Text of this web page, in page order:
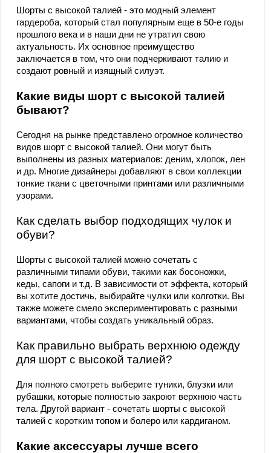
Шорты с высокой талией - это модный элемент
гардероба, который стал популярным еще в 50-е годы
прошлого века и в наши дни не утратил свою
актуальность. Их основное преимущество
заключается в том, что они подчеркивают талию и
создают ровный и изящный силуэт.
Какие виды шорт с высокой талией
бывают?
Сегодня на рынке представлено огромное количество
видов шорт с высокой талией. Они могут быть
выполнены из разных материалов: деним, хлопок, лен
и др. Многие дизайнеры добавляют в свои коллекции
тонкие ткани с цветочными принтами или различными
узорами.
Как сделать выбор подходящих чулок и
обуви?
Шорты с высокой талией можно сочетать с
различными типами обуви, такими как босоножки,
кеды, сапоги и т.д. В зависимости от эффекта, который
вы хотите достичь, выбирайте чулки или колготки. Вы
также можете смело экспериментировать с разными
вариантами, чтобы создать уникальный образ.
Как правильно выбрать верхнюю одежду
для шорт с высокой талией?
Для полного смотреть выберите туники, блузки или
рубашки, которые полностью закроют верхнюю часть
тела. Другой вариант - сочетать шорты с высокой
талией с коротким топом и болеро или кардиганом.
Какие аксессуары лучше всего